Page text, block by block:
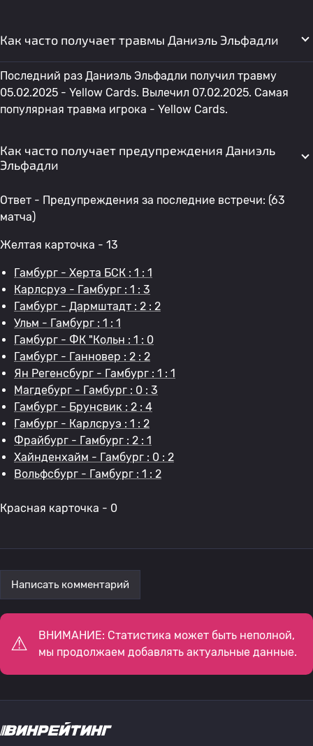
Как часто получает травмы Даниэль Эльфадли
Последний раз Даниэль Эльфадли получил травму
05.02.2025 - Yellow Cards. Вылечил 07.02.2025. Самая
популярная травма игрока - Yellow Cards.
Как часто получает предупреждения Даниэль
Эльфадли
Ответ - Предупреждения за последние встречи: (63
матча)
Желтая карточка - 13
Гамбург - Херта БСК : 1 : 1
Карлсруэ - Гамбург : 1 : 3
Гамбург - Дармштадт : 2 : 2
Ульм - Гамбург : 1 : 1
Гамбург - ФК "Кольн : 1 : 0
Гамбург - Ганновер : 2 : 2
Ян Регенсбург - Гамбург : 1 : 1
Магдебург - Гамбург : 0 : 3
Гамбург - Брунсвик : 2 : 4
Гамбург - Карлсруэ : 1 : 2
Фрайбург - Гамбург : 2 : 1
Хайнденхайм - Гамбург : 0 : 2
Вольфсбург - Гамбург : 1 : 2
Красная карточка - 0
Написать комментарий
ВНИМАНИЕ: Статистика может быть неполной,
мы продолжаем добавлять актуальные данные.